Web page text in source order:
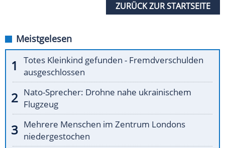
ZURÜCK ZUR STARTSEITE
Meistgelesen
Totes Kleinkind gefunden - Fremdverschulden
ausgeschlossen
Nato-Sprecher: Drohne nahe ukrainischem
Flugzeug
Mehrere Menschen im Zentrum Londons
niedergestochen